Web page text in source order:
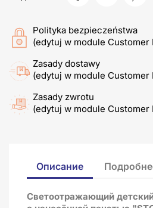
Polityka bezpieczeństwa
(edytuj w module Customer
Zasady dostawy
(edytuj w module Customer
Zasady zwrotu
(edytuj w module Customer
Описание
Светоотражающий